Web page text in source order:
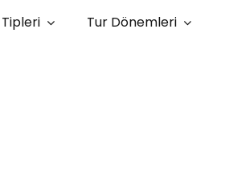
Tur Dönemleri